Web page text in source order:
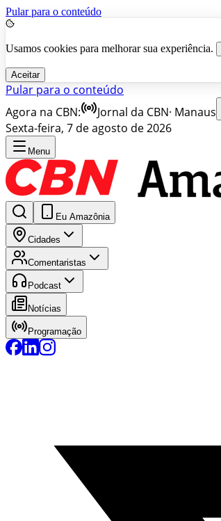
Pular para o conteúdo
Usamos cookies para melhorar sua experiência.
Aceitar
Pular para o conteúdo
Agora na CBN:
Jornal da CBN· Manaus
Sexta-feira, 7 de agosto de 2026
Menu
Eu Amazônia
Cidades
Comentaristas
Podcast
Notícias
Programação